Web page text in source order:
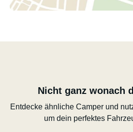
Nicht ganz wonach
Entdecke ähnliche Camper und
um dein perfektes